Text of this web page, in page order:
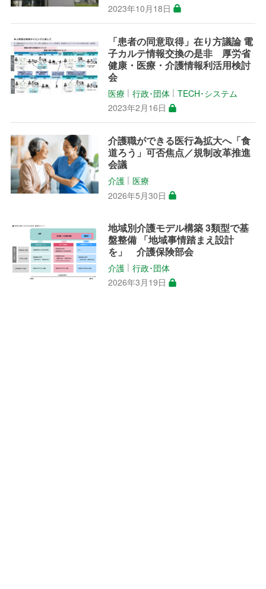
2023年10月18日
「患者の同意取得」在り方議論 電
子カルテ情報交換の是非 厚労省
健康・医療・介護情報利活用検討
会
医療 │行政･団体 │TECH･システム
2023年2月16日
介護職ができる医行為拡大へ「食
道ろう」可否焦点／規制改革推進
会議
介護 │医療
2026年5月30日
地域別介護モデル構築 3類型で基
盤整備 「地域事情踏まえ設計
を」 介護保険部会
介護 │行政･団体
2026年3月19日